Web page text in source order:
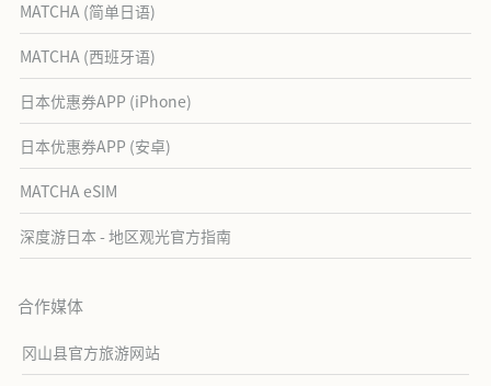
MATCHA (简单日语)
MATCHA (西班牙语)
日本优惠券APP (iPhone)
日本优惠券APP (安卓)
MATCHA eSIM
深度游日本 - 地区观光官方指南
合作媒体
冈山县官方旅游网站